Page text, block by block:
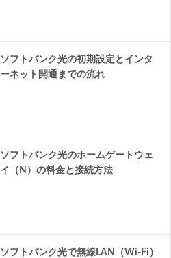
ソフトバンク光の初期設定とインタ
ーネット開通までの流れ
ソフトバンク光のホームゲートウェ
イ（N）の料金と接続方法
ソフトバンク光で無線LAN（Wi-Fi）